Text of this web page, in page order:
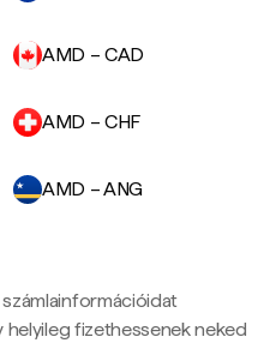
AMD – CAD
AMD – CHF
AMD – ANG
számlainformációidat
fizethessenek neked